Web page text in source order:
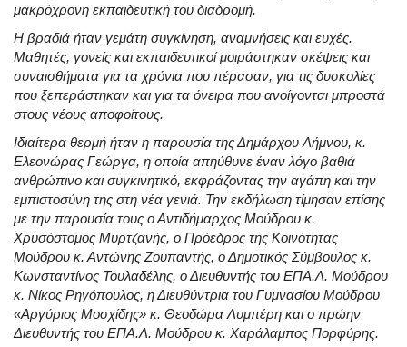
μακρόχρονη εκπαιδευτική του διαδρομή.
Η βραδιά ήταν γεμάτη συγκίνηση, αναμνήσεις και ευχές.
Μαθητές, γονείς και εκπαιδευτικοί μοιράστηκαν σκέψεις και
συναισθήματα για τα χρόνια που πέρασαν, για τις δυσκολίες
που ξεπεράστηκαν και για τα όνειρα που ανοίγονται μπροστά
στους νέους αποφοίτους.
Ιδιαίτερα θερμή ήταν η παρουσία της Δημάρχου Λήμνου, κ.
Ελεονώρας Γεώργα, η οποία απηύθυνε έναν λόγο βαθιά
ανθρώπινο και συγκινητικό, εκφράζοντας την αγάπη και την
εμπιστοσύνη της στη νέα γενιά. Την εκδήλωση τίμησαν επίσης
με την παρουσία τους ο Αντιδήμαρχος Μούδρου κ.
Χρυσόστομος Μυρτζανής, ο Πρόεδρος της Κοινότητας
Μούδρου κ. Αντώνης Ζουπαντής, ο Δημοτικός Σύμβουλος κ.
Κωνσταντίνος Τουλαδέλης, ο Διευθυντής του ΕΠΑ.Λ. Μούδρου
κ. Νίκος Ρηγόπουλος, η Διευθύντρια του Γυμνασίου Μούδρου
«Αργύριος Μοσχίδης» κ. Θεοδώρα Λυμπέρη και ο πρώην
Διευθυντής του ΕΠΑ.Λ. Μούδρου κ. Χαράλαμπος Πορφύρης.